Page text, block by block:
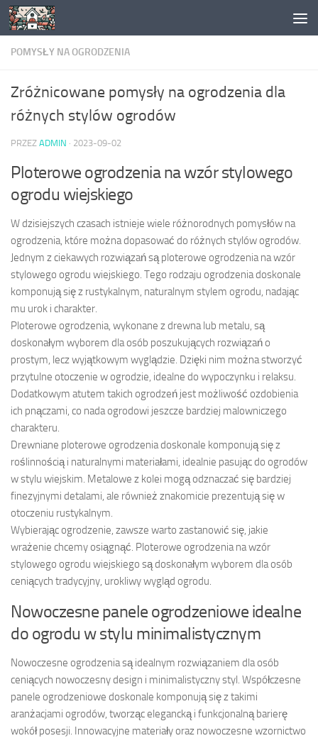
Skip to content
POMYSŁY NA OGRODZENIA
Zróżnicowane pomysły na ogrodzenia dla
różnych stylów ogrodów
PRZEZ ADMIN · 2023-09-02
Ploterowe ogrodzenia na wzór stylowego
ogrodu wiejskiego
W dzisiejszych czasach istnieje wiele różnorodnych pomysłów na
ogrodzenia, które można dopasować do różnych stylów ogrodów.
Jednym z ciekawych rozwiązań są ploterowe ogrodzenia na wzór
stylowego ogrodu wiejskiego. Tego rodzaju ogrodzenia doskonale
komponują się z rustykalnym, naturalnym stylem ogrodu, nadając
mu urok i charakter.
Ploterowe ogrodzenia, wykonane z drewna lub metalu, są
doskonałym wyborem dla osób poszukujących rozwiązań o
prostym, lecz wyjątkowym wyglądzie. Dzięki nim można stworzyć
przytulne otoczenie w ogrodzie, idealne do wypoczynku i relaksu.
Dodatkowym atutem takich ogrodzeń jest możliwość ozdobienia
ich pnączami, co nada ogrodowi jeszcze bardziej malowniczego
charakteru.
Drewniane ploterowe ogrodzenia doskonale komponują się z
roślinnością i naturalnymi materiałami, idealnie pasując do ogrodów
w stylu wiejskim. Metalowe z kolei mogą odznaczać się bardziej
finezyjnymi detalami, ale również znakomicie prezentują się w
otoczeniu rustykalnym.
Wybierając ogrodzenie, zawsze warto zastanowić się, jakie
wrażenie chcemy osiągnąć. Ploterowe ogrodzenia na wzór
stylowego ogrodu wiejskiego są doskonałym wyborem dla osób
ceniących tradycyjny, urokliwy wygląd ogrodu.
Nowoczesne panele ogrodzeniowe idealne
do ogrodu w stylu minimalistycznym
Nowoczesne ogrodzenia są idealnym rozwiązaniem dla osób
ceniących nowoczesny design i minimalistyczny styl. Współczesne
panele ogrodzeniowe doskonale komponują się z takimi
aranżacjami ogrodów, tworząc elegancką i funkcjonalną barierę
wokół posesji. Innowacyjne materiały oraz nowoczesne wzornictwo